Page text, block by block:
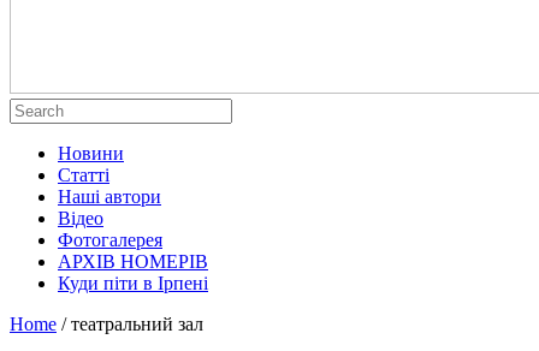
Новини
Статті
Наші автори
Відео
Фотогалерея
АРХІВ НОМЕРІВ
Куди піти в Ірпені
Home / театральний зал